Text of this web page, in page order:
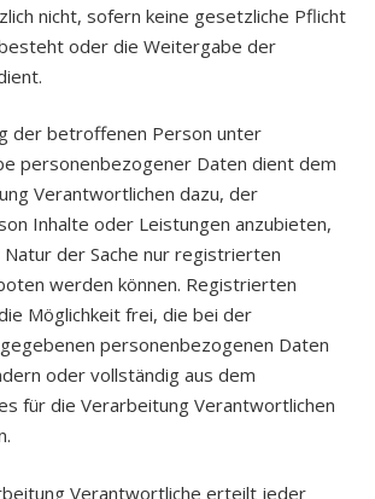
nicht, sofern keine gesetzliche Pflicht
oder die Weitergabe der
der betroffenen Person unter
personenbezogener Daten dient dem
Verantwortlichen dazu, der
Inhalte oder Leistungen anzubieten,
der Sache nur registrierten
werden können. Registrierten
Möglichkeit frei, die bei der
personenbezogenen Daten
oder vollständig aus dem
für die Verarbeitung Verantwortlichen
Verantwortliche erteilt jeder